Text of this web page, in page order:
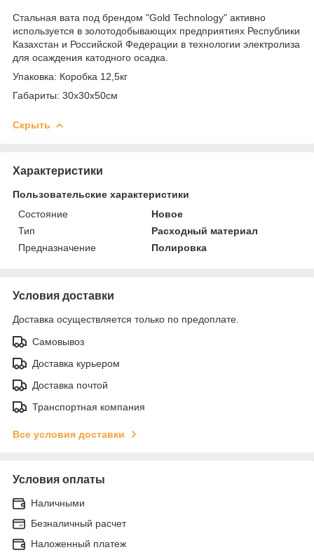
Стальная вата под брендом "Gold Technology" активно
используется в золотодобывающих предприятиях Республики
Казахстан и Российской Федерации в технологии электролиза
для осаждения катодного осадка.
Упаковка: Коробка 12,5кг
Габариты: 30х30х50см
Скрыть
Характеристики
Пользовательские характеристики
Состояние
Новое
Тип
Расходный материал
Предназначение
Полировка
Условия доставки
Доставка осуществляется только по предоплате.
Самовывоз
Доставка курьером
Доставка почтой
Транспортная компания
Все условия доставки
Условия оплаты
Наличными
Безналичный расчет
Наложенный платеж